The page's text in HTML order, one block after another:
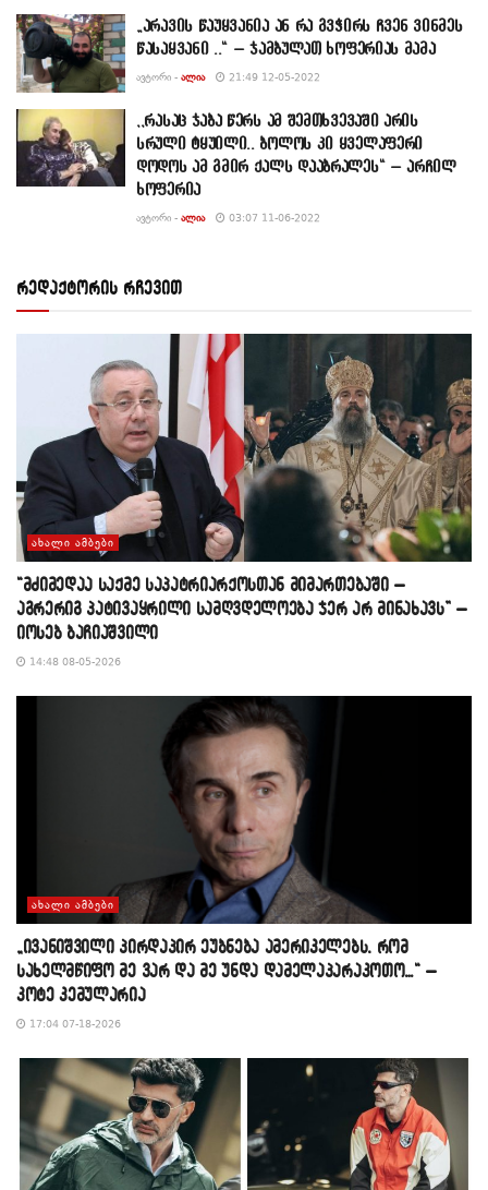
„არავის წაუყვანია ან რა გვჭირს ჩვენ ვინმეს
წასაყვანი ..“ – ჯამბულათ ხოფერიას მამა
ᲐᲕᲢᲝᲠᲘ - ᲐᲚᲘᲐ 21:49 12-05-2022
,,რასაც ჯაბა წერს ამ შემთხვევაში არის
სრული ტყუილი.. ბოლოს კი ყველაფერი
დოდოს ამ გმირ ქალს დააბრალეს“ – არჩილ
ხოფერია
ᲐᲕᲢᲝᲠᲘ - ᲐᲚᲘᲐ 03:07 11-06-2022
რედაქტორის რჩევით
ᲐᲮᲐᲚᲘ ᲐᲛᲑᲔᲑᲘ
“მძიმედაა საქმე საპატრიარქოსთან მიმართებაში –
აგრერიგ პატივაყრილი სამღვდელოება ჯერ არ მინახავს” –
იოსებ ბაჩიაშვილი
14:48 08-05-2026
ᲐᲮᲐᲚᲘ ᲐᲛᲑᲔᲑᲘ
„ივანიშვილი პირდაპირ ეუბნება ამერიკელებს, რომ
სახელმწიფო მე ვარ და მე უნდა დამელაპარაკოთო…“ –
კოტე კემულარია
17:04 07-18-2026